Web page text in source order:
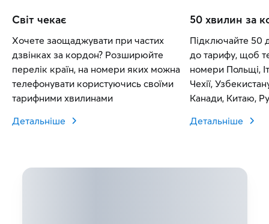
Світ чекає
Хочете заощаджувати при частих
дзвінках за кордон? Розширюйте
перелік країн, на номери яких можна
телефонувати користуючись своїми
тарифними хвилинами
Детальніше
50 хвилин за
Підключайте 50
до тарифу, щоб
номери Польщі,
Чехії,
Канади, Китаю,
Детальніше